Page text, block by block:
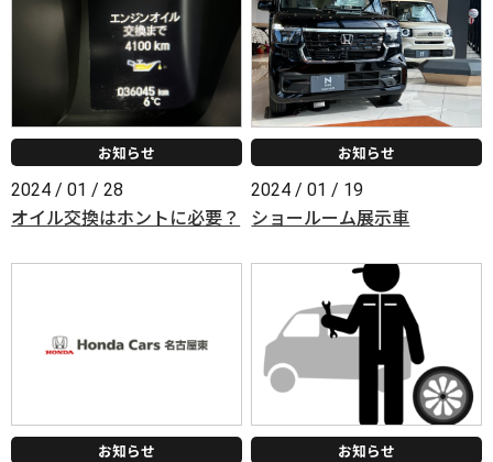
お知らせ
2024 / 01 / 28
オイル交換はホントに必要？
お知らせ
2024 / 01 / 19
ショールーム展示車
お知らせ
お知らせ